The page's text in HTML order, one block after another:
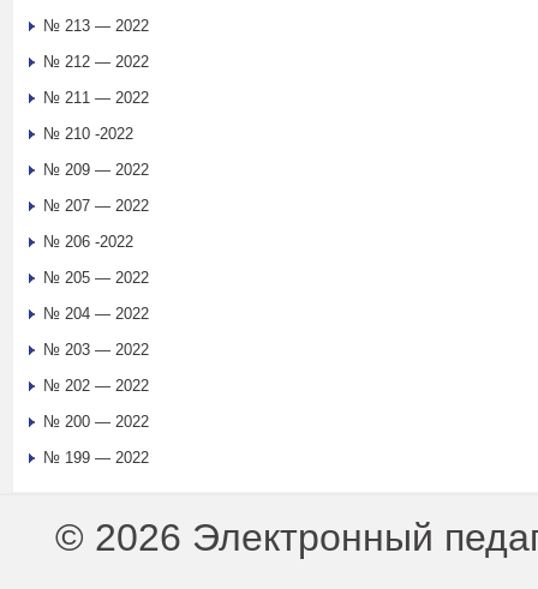
№ 213 — 2022
№ 212 — 2022
№ 211 — 2022
№ 210 -2022
№ 209 — 2022
№ 207 — 2022
№ 206 -2022
№ 205 — 2022
№ 204 — 2022
№ 203 — 2022
№ 202 — 2022
№ 200 — 2022
№ 199 — 2022
© 2026 Электронный